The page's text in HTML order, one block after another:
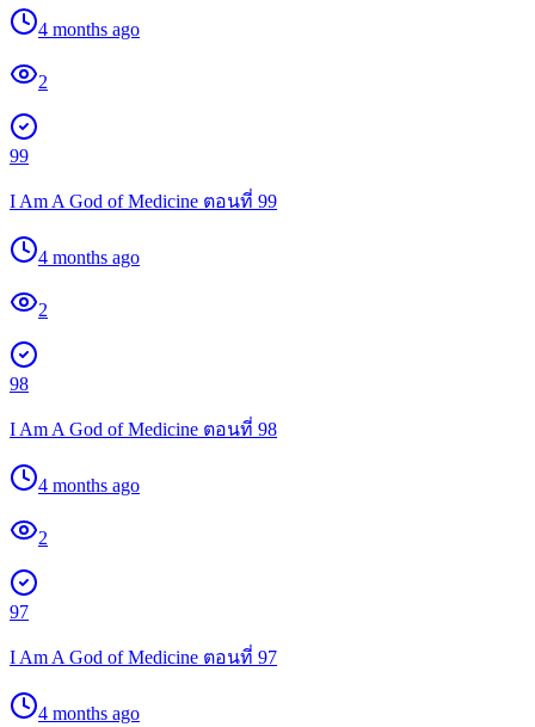
4 months ago
2
99
I Am A God of Medicine ตอนที่ 99
4 months ago
2
98
I Am A God of Medicine ตอนที่ 98
4 months ago
2
97
I Am A God of Medicine ตอนที่ 97
4 months ago